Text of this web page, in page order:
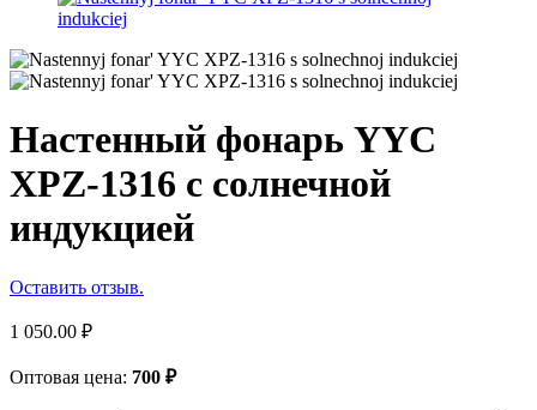
Настенный фонарь YYC
XPZ-1316 с солнечной
индукцией
Оставить отзыв.
1 050.00 ₽
Оптовая цена: 700 ₽